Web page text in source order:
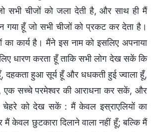
सभी चीजों को जला देती है, और साथ ही मैं
गया हूँ जो सभी चीजों को प्रकट कर देता है।
का कार्य है। मैंने इस नाम को इसलिए अपनाया
धारण करता हूँ ताकि सभी लोग देख सकें कि
दहकता हुआ सूर्य हूँ और धधकती हुई ज्वाला हूँ,
एक सच्चे परमेश्वर की आराधना कर सकें, और
चेहरे को देख सकें : मैं केवल इस्राएलियों का
केवल छुटकारा दिलाने वाला नहीं हूँ; बल्कि मैं